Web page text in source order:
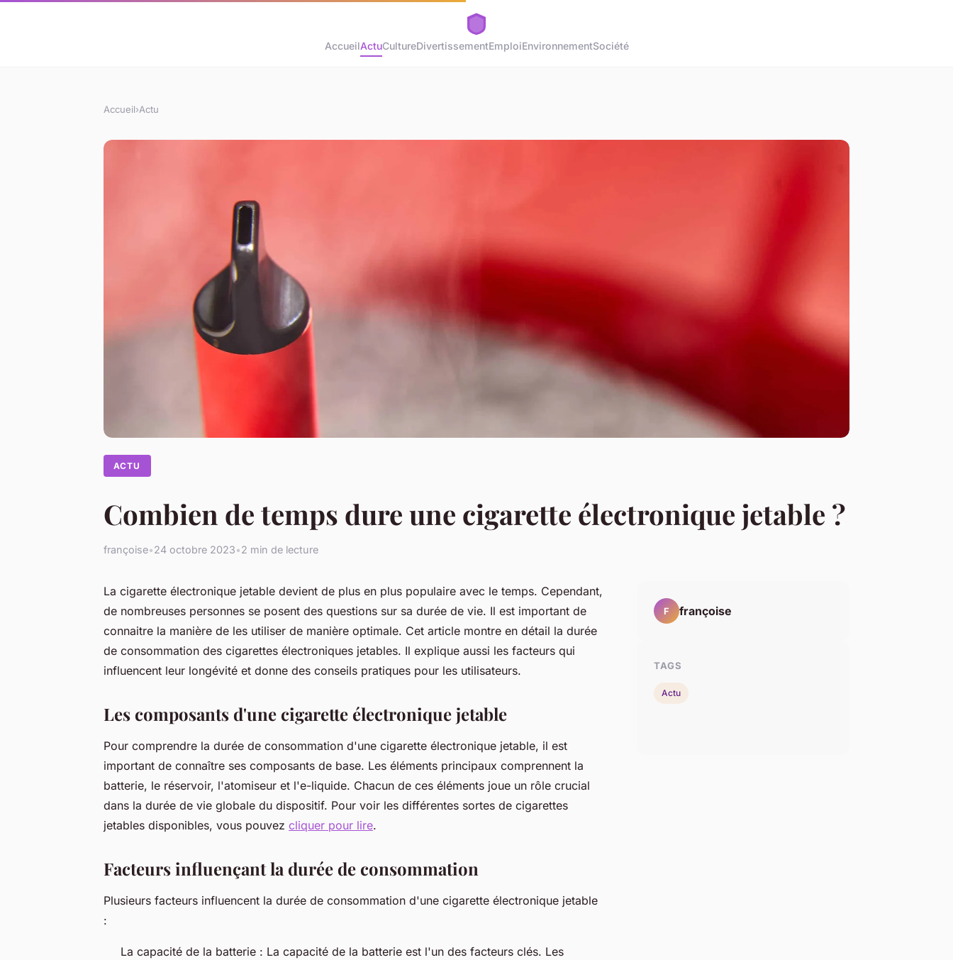
AccueilActuCultureDivertissementEmploiEnvironnementSociété
Accueil›Actu
ACTU
Combien de temps dure une cigarette électronique jetable ?
françoise•24 octobre 2023•2 min de lecture
La cigarette électronique jetable devient de plus en plus populaire avec le temps. Cependant,
de nombreuses personnes se posent des questions sur sa durée de vie. Il est important de
connaitre la manière de les utiliser de manière optimale. Cet article montre en détail la durée
de consommation des cigarettes électroniques jetables. Il explique aussi les facteurs qui
influencent leur longévité et donne des conseils pratiques pour les utilisateurs.
Les composants d'une cigarette électronique jetable
Pour comprendre la durée de consommation d'une cigarette électronique jetable, il est
important de connaître ses composants de base. Les éléments principaux comprennent la
batterie, le réservoir, l'atomiseur et l'e-liquide. Chacun de ces éléments joue un rôle crucial
dans la durée de vie globale du dispositif. Pour voir les différentes sortes de cigarettes
jetables disponibles, vous pouvez cliquer pour lire.
Facteurs influençant la durée de consommation
Plusieurs facteurs influencent la durée de consommation d'une cigarette électronique jetable
:
La capacité de la batterie : La capacité de la batterie est l'un des facteurs clés. Les
F françoise
TAGS
Actu